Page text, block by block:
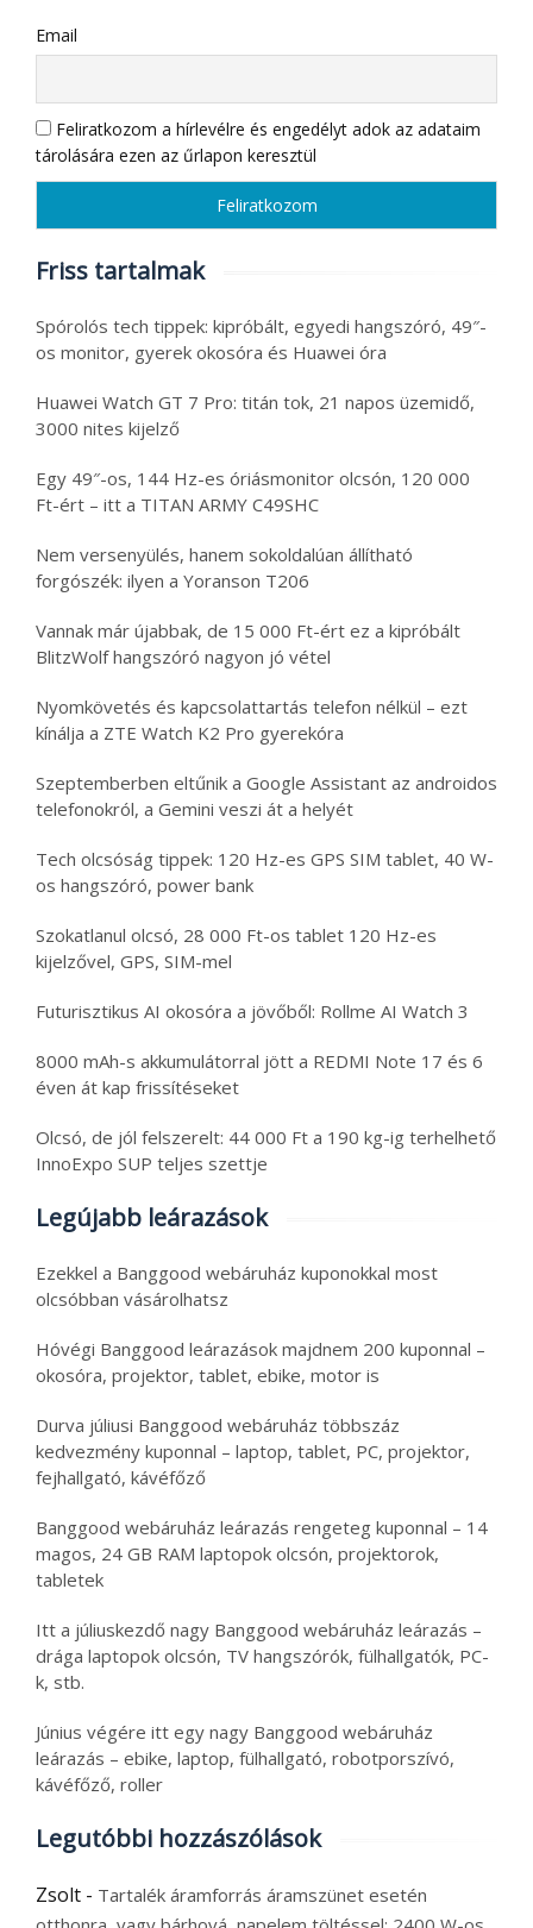
Email
Feliratkozom a hírlevélre és engedélyt adok az adataim
tárolására ezen az űrlapon keresztül
Friss tartalmak
Spórolós tech tippek: kipróbált, egyedi hangszóró, 49″-
os monitor, gyerek okosóra és Huawei óra
Huawei Watch GT 7 Pro: titán tok, 21 napos üzemidő,
3000 nites kijelző
Egy 49″-os, 144 Hz-es óriásmonitor olcsón, 120 000
Ft-ért – itt a TITAN ARMY C49SHC
Nem versenyülés, hanem sokoldalúan állítható
forgószék: ilyen a Yoranson T206
Vannak már újabbak, de 15 000 Ft-ért ez a kipróbált
BlitzWolf hangszóró nagyon jó vétel
Nyomkövetés és kapcsolattartás telefon nélkül – ezt
kínálja a ZTE Watch K2 Pro gyerekóra
Szeptemberben eltűnik a Google Assistant az androidos
telefonokról, a Gemini veszi át a helyét
Tech olcsóság tippek: 120 Hz-es GPS SIM tablet, 40 W-
os hangszóró, power bank
Szokatlanul olcsó, 28 000 Ft-os tablet 120 Hz-es
kijelzővel, GPS, SIM-mel
Futurisztikus AI okosóra a jövőből: Rollme AI Watch 3
8000 mAh-s akkumulátorral jött a REDMI Note 17 és 6
éven át kap frissítéseket
Olcsó, de jól felszerelt: 44 000 Ft a 190 kg-ig terhelhető
InnoExpo SUP teljes szettje
Legújabb leárazások
Ezekkel a Banggood webáruház kuponokkal most
olcsóbban vásárolhatsz
Hóvégi Banggood leárazások majdnem 200 kuponnal –
okosóra, projektor, tablet, ebike, motor is
Durva júliusi Banggood webáruház többszáz
kedvezmény kuponnal – laptop, tablet, PC, projektor,
fejhallgató, kávéfőző
Banggood webáruház leárazás rengeteg kuponnal – 14
magos, 24 GB RAM laptopok olcsón, projektorok,
tabletek
Itt a júliuskezdő nagy Banggood webáruház leárazás –
drága laptopok olcsón, TV hangszórók, fülhallgatók, PC-
k, stb.
Június végére itt egy nagy Banggood webáruház
leárazás – ebike, laptop, fülhallgató, robotporszívó,
kávéfőző, roller
Legutóbbi hozzászólások
Zsolt - Tartalék áramforrás áramszünet esetén